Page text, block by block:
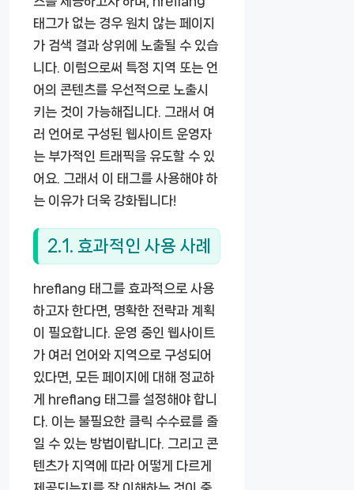
태그가 없는 경우 원치 않는 페이지
가 검색 결과 상위에 노출될 수 있습
니다. 이럼으로써 특정 지역 또는 언
어의 콘텐츠를 우선적으로 노출시
키는 것이 가능해집니다. 그래서 여
러 언어로 구성된 웹사이트 운영자
는 부가적인 트래픽을 유도할 수 있
어요. 그래서 이 태그를 사용해야 하
는 이유가 더욱 강화됩니다!
2.1. 효과적인 사용 사례
hreflang 태그를 효과적으로 사용
하고자 한다면, 명확한 전략과 계획
이 필요합니다. 운영 중인 웹사이트
가 여러 언어와 지역으로 구성되어
있다면, 모든 페이지에 대해 정교하
게 hreflang 태그를 설정해야 합니
다. 이는 불필요한 클릭 수수료를 줄
일 수 있는 방법이랍니다. 그리고 콘
텐츠가 지역에 따라 어떻게 다르게